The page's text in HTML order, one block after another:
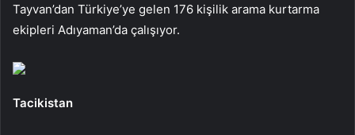
Tayvan’dan Türkiye’ye gelen 176 kişilik arama kurtarma
ekipleri Adıyaman’da çalışıyor.
Tacikistan